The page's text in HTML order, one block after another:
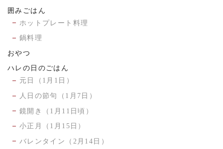
囲みごはん
ホットプレート料理
鍋料理
おやつ
ハレの日のごはん
元日（1月1日）
人日の節句（1月7日）
鏡開き（1月11日頃）
小正月（1月15日）
バレンタイン（2月14日）